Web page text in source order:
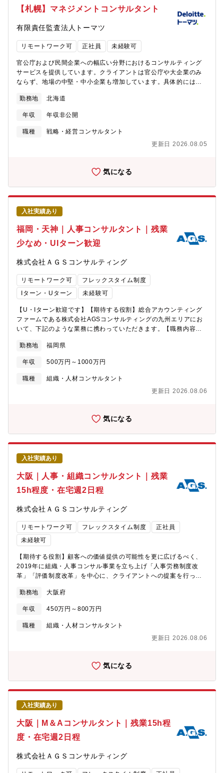
研究者と企業の共同研究マッチング支援 - 大学の技術移転プロセ
ス設計 - 大学経営改革、研究力強化、大学間連携支援 - 地域中
核・特色ある研究大学の振興支援[プロジェクト例]・イノベーショ
ンプログラム企画・運営・規制のサンドボックス制度に係る経済
効果分析・SBIRフェーズ3基金事業の運営支援、採択スタートア
ップへの伴走支援・オープンイノベーション促進のためのモデル
契約書・解説資料作成支援・ディープテック・スタートアップの
M&A促進に向けた論点整理・ものづくりスタートアップの社会実
NEDO「若サポ」における共同研究マッチング支援・大学間連
携・研究力強化に関する国内外先進事例調査・大学発スタートア
ップ支援、研究者の起業促進に関する自主研究【魅力】・国のイ
ノベーション政策や制度設計に近い立場で、社会に対するインパ
設計、ガイドライン策定、事業運営、個別案件の伴走支援、社会
も可能です。【組織構成】・経理財務部全体約80名、部長1名、室
長6名 うち税務室6名 室長1名、室員5名・部平均年齢は40歳
うち、税務室室長50代、室員20～40代・男女比率は部全体で7:3
部全体で2割ほどが経験者採用者です。【働き方】〇在宅：柔軟に
利用可能。（週4日程在宅勤務を活用されている方が多い状況。）
〇残業：残業時間：20～30時間程度/月〇出張：年に2～3回程度
（内訳として、社内研修、監査随行等、案件によって海外出張も
あり得ます。）【仕事上のやりがい・厳しさ】これまでのスキル
と経験を活かし、会社経営の中枢に関与できる充実感や達成感を
おいて、関係者と協働で課題解決を図っていく案件も増加するも
ポジションの魅力】・新卒入社者、経験者採用者のほか、関係会
社からの転籍者、出向者等、さまざまなバックグランドの方が活
ーバル展開を進める当社において経理財務機能として事業を強く
しています。（フレックスタイム制度、リモートワーク可。リモ
ートワークでも充分なコミュニケーションが可能なインフラが整
っています）・経理財務部門では女性比率も年々増加しており、
在宅勤務やフレックスを併用し活躍しています。【同社につい
て】◆「人と社会と地球のために」を企業理念とする素材メーカ
ー◆私たちは、非鉄金属の基礎素材だけではなく、自動車や家電
などに使われる機械部品や電子材料・部品、それらを作るために
必要な道具(超硬工具)も製造・販売し、さらにリサイクル事業も行
う創業150年以上の歴史を有する素材メーカーです。近年は経営改
Transformation (CX)、Digital Transformation (DX)、Human
ります。大きな器でありながらも急速に変化を遂げようとする希
有な環境が三菱マテリアルにはあります。この変化を一緒になっ
て楽しんで取り組んでいける方をお待ちしております。【丸の内
本社オフィスのご紹介】本社のコンセプトは枠をこえてつながる
オフィス。部門間の垣根を超えたコミュニケーションを生み出そ
うというもの。社員が執務フロアを行き来できる内階段や周囲に
ます。業務や気分に合わせて場所を選択してソロワークができる
よう、窓際に集中スペースなどを設けて、社員がベストパフォー
マンスを発揮できる環境も構築しています。オフィスには社員食
堂を構えており、社員の健康を踏まえた食事を安価な値段で提供
【札幌】マネジメントコンサルタント
有限責任監査法人トーマツ
リモートワーク可 正社員 未経験可
官公庁および民間企業への幅広い分野におけるコンサルティング
サービスを提供しています。クライアントは官公庁や大企業のみ
ならず、地場の中堅・中小企業も増加しています。具体的には、
象としたコンサルティング】昨今では、地方創生、産業振興領域
のコンサルティング業務が増加しています。北海道においては、
観光客の集客や観光資源の活性化、産業や人材の流動に関わる各
種テーマなど多岐にわたるテーマを扱います。また、日々道内各
ることも行っています。■地方創生事業■官民連携事業■地域活性
を対象とした経営コンサルティング】道内の企業に対し、様々な
テーマでのコンサルティングサービスを提供しています。昨今は
企業規模に関わらず、労務管理や会計面でのコンプライアンスの
強化、業務のデジタル化などが求められているほか、事業承継に
関わるM&A案件の増加、経営計画の策定、経営再建など、多岐に
わたるテーマの解決が求められています。■経営管理制度■事業計
画策定■管理会計・原価管理制度構築■人事制度の策定や運用■情報
システム・業務プロセス■その他経営基盤整備全般【同組織の社職
員インタビューは以下WEBページよりご覧いただけます】
zone1/jp/ja/docs/careers/2025/pdf-009-interview-aa-
all.pdf※「東日本エリア統括」在籍者の記事をご覧ください 【所
属】有限責任監査法人トーマツ 監査事業本部【勤務地】札幌事
務所北海道札幌市中央区南1条西4丁目1番地1札幌４丁目プレイス
【転勤に関して】本人のご希望外での転勤は基本的に発生致しま
せん。【勤務形態】リアルとオンラインのハイブリット（一部リ
モート勤務可）※残業時間は30～40時間／月程度です (1日の所定
労働時間は7時間です)
勤務地 北海道
年収 年収非公開
職種
戦略・経営コンサルタント
更新日 2026.08.05
気になる
入社実績あり
福岡・天神｜人事コンサルタント｜残業
少なめ・UIターン歓迎
株式会社ＡＧＳコンサルティング
リモートワーク可
フレックスタイム制度
Iターン・Uターン
未経験可
【U・Iターン歓迎です】【期待する役割】総合アカウンティング
ファームである株式会社AGSコンサルティングの九州エリアにお
いて、下記のような業務に携わっていただきます。【職務内容】
抱え込むことなく、安心して業務に取り組めます。・人事制度
（給与・評価・退職金）設計/運用構築・組織開発コンサルティン
グ（ワークエンゲージメント向上）・M&A・IPOに伴う労務DDの
実施及び改善支援・就業規則など人事労務関連規程のアドバイザ
ティング※希望があれば、税務申告や事業承継など その他幅広
力】・成長フェーズにある企業（中小～上場）に対し、単なる人
事支援だけでなく、資本政策や経営管理まで踏み込んだ「伴走型
支援」を行っています。・M&A、IPO、事業承継、人事制度構築
など、経営課題に合わせて社内の専門家と連携し、幅広い解決策
を提案します。【募集背景】AGSコンサルティング九州エリアで
は、九州No.1のアカウンティングファームを目指し組織拡大を進
めています。税務・会計顧問を基盤としながら、IPO支援、
M&A、経営管理支援などのニーズが拡大しており、クライアント
の成長ステージに応じた伴走型支援体制を強化するための増員募
ン人材の採用も強化しています。【組織構成】・福岡支社39名
（2026年7月時点）※平均年齢38歳・コンサルタント25名（公認
会計士8名/税理士9名） ・サポートスタッフ9名 【働き方】・フル
フレックスタイム制 （実働8時間）・完全週休2日制 ・有給休暇は
入社月から付与 ・資格取得支援制度あり ・必要書籍購入自由
【キャリアパス】実力・実績に応じて、下記のステップでキャリ
アアップを目指していただけます。「アソシエイト」→「コンサ
ルタント」→「上席コンサルタント」→「マネージャー」→「事
イン担当として、クライアントへの提案や実務をリードしていた
だきます。・アソシエイト（ポテンシャル枠・未経験者）先輩コ
な実務）からスタートします。OJTを通じて専門知識を身につ
け、数年後のコンサルタント昇格を目指していただきます。
勤務地 福岡県
年収 500万円～1000万円
職種
組織・人材コンサルタント
更新日 2026.08.06
気になる
入社実績あり
大阪｜人事・組織コンサルタント｜残業
15h程度・在宅週2日程
株式会社ＡＧＳコンサルティング
リモートワーク可 フレックスタイム制度
正社員
未経験可
【期待する役割】顧客への価値提供の可能性を更に広げるべく、
2019年に組織・人事コンサル事業を立ち上げ「人事労務制度改
革」「評価制度改革」を中心に、クライアントへの提案を行って
客への提案営業・顧客企業への組織人事領域を中心としたコンサ
ルティング業務※人事制度（等級制度、評価制度、報酬制度）の
設計・運用支援、人材開発の設計、退職金制度の設計 など・そ
の他、人事施策全般に関するアドバイス※ご経験に応じて、将来
エリアにおける人事コンサル戦略の策定と他拠点連携・人事コン
のポジションで得られること】■経営課題への対応力クライアント
先で対応するのは、ほとんど経営者です。経営者の悩み、課題を
直にヒアリングすることで様々な経営課題に直面し、対応力がつ
きます。■コミュニケーション力経営者と直接会話し、経営課題、
人事課題を顕在化しますので、おのずとコミュニケーション力が
つきます。■経営数字に対する知識案件により、メンバーの税理
士・会計士と一緒に動きますので、経営数字に関することも学ぶ
ことができます。希望があれば、IPOやM&Aへの案件に携わるこ
とも可能です！【募集背景】会計コンサルファームとして「税務
「国際税務」等マルチな顧客ニーズに幅広く対応しております。
この度、クライアントへの提案力強化、新たな人事コンサルサー
勤務地 大阪府
年収 450万円～800万円
職種
組織・人材コンサルタント
更新日 2026.08.06
気になる
入社実績あり
大阪｜M＆Aコンサルタント｜残業15h程
度・在宅週2日程
株式会社ＡＧＳコンサルティング